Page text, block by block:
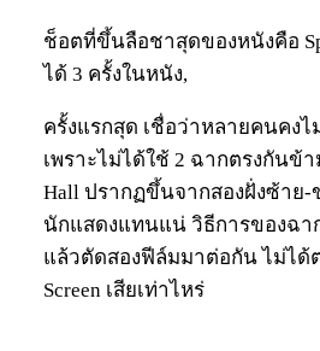
ช็อตที่ขึ้นลือชาสุดของหนังคือ
ได้ 3 ครั้งในหนัง,
ครั้งแรกสุด เชื่อว่าหลายคนคงไ
เพราะไม่ได้ใช้ 2 ฉากตรงกันข้
Hall ปรากฏขึ้นจากสองฝั่งซ้าย-
นักแสดงแทนแน่ วิธีการของฉา
แล้วตัดสองฟีล์มมาต่อกัน ไม่ได้
Screen เสียเท่าไหร่